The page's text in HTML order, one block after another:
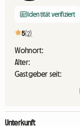
Identität verifiziert
5(2)
Wohnort:
Alter:
Gastgeber seit:
Unterkunft